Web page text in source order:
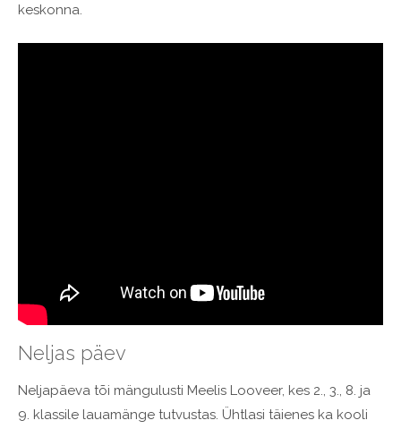
keskonna.
Neljas päev
Neljapäeva tõi mängulusti Meelis Looveer, kes 2., 3., 8. ja
9. klassile lauamänge tutvustas. Ühtlasi täienes ka kooli